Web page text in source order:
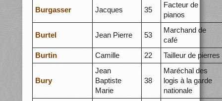
Burgasser Jacques 35
Facteur de
pianos
Burtel Jean Pierre 53
Marchand de
café
Burtin
Camille 22 Tailleur de pierres
Bury
Jean
Baptiste
Marie
38
Maréchal des
logis à la garde
nationale